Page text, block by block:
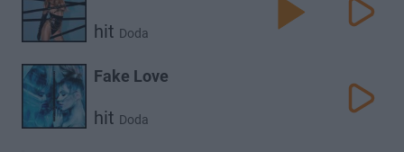
hit Doda
Fake Love
hit Doda